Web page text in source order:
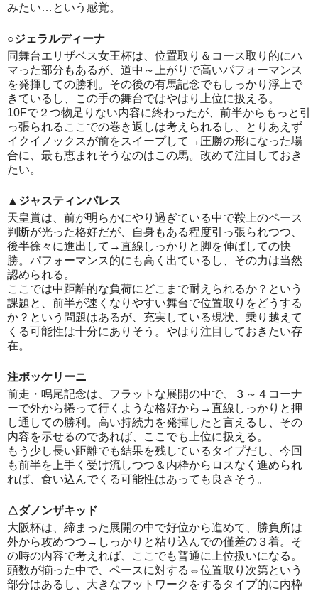
みたい…という感覚。
○ジェラルディーナ
同舞台エリザベス女王杯は、位置取り＆コース取り的にハ
マった部分もあるが、道中～上がりで高いパフォーマンス
を発揮しての勝利。その後の有馬記念でもしっかり浮上で
きているし、この手の舞台ではやはり上位に扱える。
10Fで２つ物足りない内容に終わったが、前半からもっと引
っ張られるここでの巻き返しは考えられるし、とりあえず
イクイノックスが前をスイープして→圧勝の形になった場
合に、最も恵まれそうなのはこの馬。改めて注目しておき
たい。
▲ジャスティンパレス
天皇賞は、前が明らかにやり過ぎている中で鞍上のペース
判断が光った格好だが、自身もある程度引っ張られつつ、
後半徐々に進出して→直線しっかりと脚を伸ばしての快
勝。パフォーマンス的にも高く出ているし、その力は当然
認められる。
ここでは中距離的な負荷にどこまで耐えられるか？という
課題と、前半が速くなりやすい舞台で位置取りをどうする
か？という問題はあるが、充実している現状、乗り越えて
くる可能性は十分にありそう。やはり注目しておきたい存
在。
注ボッケリーニ
前走・鳴尾記念は、フラットな展開の中で、３～４コーナ
ーで外から捲って行くような格好から→直線しっかりと押
し通しての勝利。高い持続力を発揮したと言えるし、その
内容を示せるのであれば、ここでも上位に扱える。
もう少し長い距離でも結果を残しているタイプだし、今回
も前半を上手く受け流しつつ＆内枠からロスなく進められ
れば、食い込んでくる可能性はあっても良さそう。
△ダノンザキッド
大阪杯は、締まった展開の中で好位から進めて、勝負所は
外から攻めつつ→しっかりと粘り込んでの僅差の３着。そ
の時の内容で考えれば、ここでも普通に上位扱いになる。
頭数が揃った中で、ペースに対する⇔位置取り次第という
部分はあるし、大きなフットワークをするタイプ的に内枠